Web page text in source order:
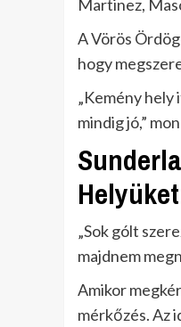
Martinez,
A Vörös
hogy
„Kemény
mindig jó,”
„Sok gólt
majdnem
Amikor
mérkőzés. Az